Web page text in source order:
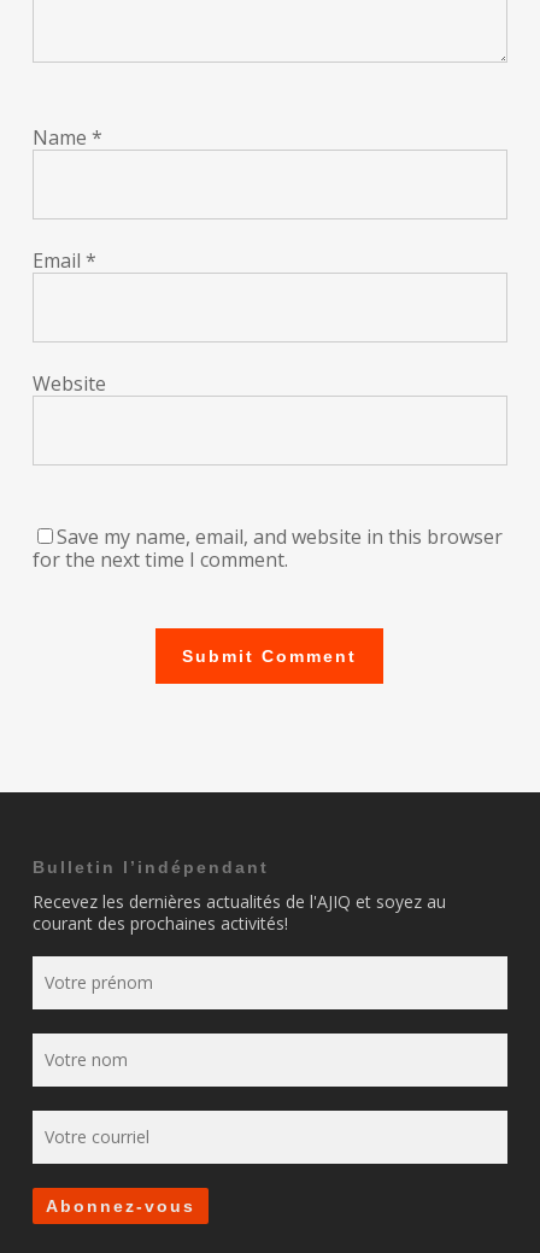
Name *
Email *
Website
Save my name, email, and website in this browser
for the next time I comment.
Bulletin l’indépendant
Recevez les dernières actualités de l'AJIQ et soyez au
courant des prochaines activités!